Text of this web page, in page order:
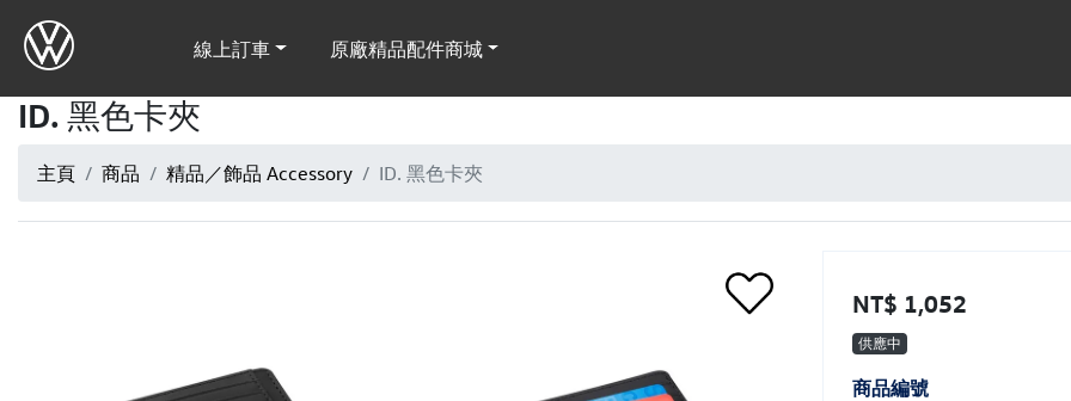
線上訂車 原廠精品配件商城
ID. 黑色卡夾
主頁 商品 精品／飾品 Accessory ID. 黑色卡夾
NT$ 1,052
供應中
商品編號